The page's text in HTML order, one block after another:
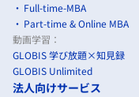
Full-time-MBA
Part-time & Online MBA
動画学習：
GLOBIS 学び放題×知見録
GLOBIS Unlimited
法人向けサービス